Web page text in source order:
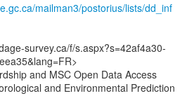
mailman3/postorius/lists/dd_inf
survey.ca/f/s.aspx?s=42af4a30-
and MSC Open Data Access
and Environmental Prediction